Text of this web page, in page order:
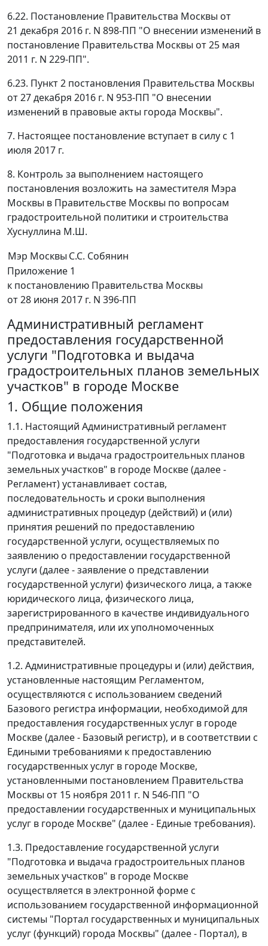
6.22. Постановление Правительства Москвы от
21 декабря 2016 г. N 898-ПП "О внесении изменений в
постановление Правительства Москвы от 25 мая
2011 г. N 229-ПП".
6.23. Пункт 2 постановления Правительства Москвы
от 27 декабря 2016 г. N 953-ПП "О внесении
изменений в правовые акты города Москвы".
7. Настоящее постановление вступает в силу с 1
июля 2017 г.
8. Контроль за выполнением настоящего
постановления возложить на заместителя Мэра
Москвы в Правительстве Москвы по вопросам
градостроительной политики и строительства
Хуснуллина М.Ш.
Мэр Москвы С.С. Собянин
Приложение 1
к постановлению Правительства Москвы
от 28 июня 2017 г. N 396-ПП
Административный регламент
предоставления государственной
услуги "Подготовка и выдача
градостроительных планов земельных
участков" в городе Москве
1. Общие положения
1.1. Настоящий Административный регламент
предоставления государственной услуги
"Подготовка и выдача градостроительных планов
земельных участков" в городе Москве (далее -
Регламент) устанавливает состав,
последовательность и сроки выполнения
административных процедур (действий) и (или)
принятия решений по предоставлению
государственной услуги, осуществляемых по
заявлению о предоставлении государственной
услуги (далее - заявление о представлении
государственной услуги) физического лица, а также
юридического лица, физического лица,
зарегистрированного в качестве индивидуального
предпринимателя, или их уполномоченных
представителей.
1.2. Административные процедуры и (или) действия,
установленные настоящим Регламентом,
осуществляются с использованием сведений
Базового регистра информации, необходимой для
предоставления государственных услуг в городе
Москве (далее - Базовый регистр), и в соответствии с
Едиными требованиями к предоставлению
государственных услуг в городе Москве,
установленными постановлением Правительства
Москвы от 15 ноября 2011 г. N 546-ПП "О
предоставлении государственных и муниципальных
услуг в городе Москве" (далее - Единые требования).
1.3. Предоставление государственной услуги
"Подготовка и выдача градостроительных планов
земельных участков" в городе Москве
осуществляется в электронной форме с
использованием государственной информационной
системы "Портал государственных и муниципальных
услуг (функций) города Москвы" (далее - Портал), в